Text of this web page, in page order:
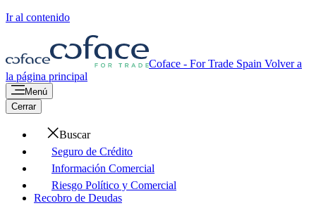
Ir al contenido
Coface - For Trade Spain Volver a
la página principal
Menú
Cerrar
Buscar
Seguro de Crédito
Información Comercial
Riesgo Político y Comercial
Recobro de Deudas